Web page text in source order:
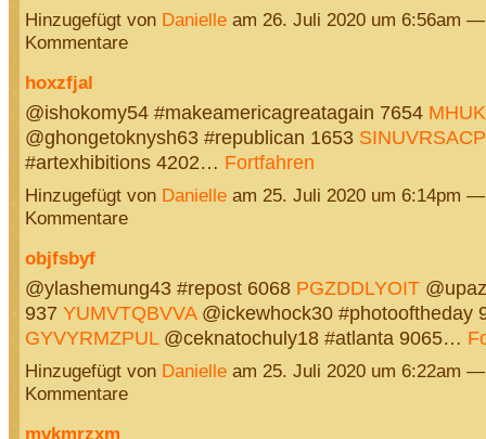
Hinzugefügt von Danielleam 26. Juli 2020 um 6:56am —
Kommentare
hoxzfjal
@ishokomy54 #makeamericagreatagain 7654
@ghongetoknysh63 #republican 1653 SINUVRSACP
#artexhibitions 4202… Fortfahren
Hinzugefügt von Danielleam 25. Juli 2020 um 6:14pm —
Kommentare
objfsbyf
@ylashemung43 #repost 6068 PGZDDLYOIT
937 YUMVTQBVVA@ickewhock30 #photooftheday
GYVYRMZPUL@ceknatochuly18 #atlanta 9065…
Hinzugefügt von Danielleam 25. Juli 2020 um 6:22am —
Kommentare
mvkmrzxm